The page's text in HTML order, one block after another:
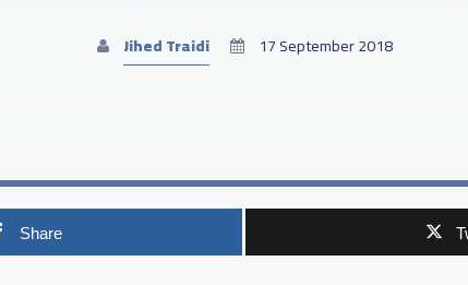
Jihed Traidi 17 September 2018
Share